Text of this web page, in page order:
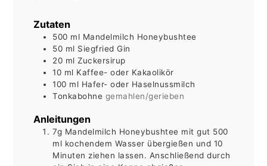
Zutaten
500 ml Mandelmilch Honeybushtee
50 ml Siegfried Gin
20 ml Zuckersirup
10 ml Kaffee- oder Kakaolikör
100 ml Hafer- oder Haselnussmilch
Tonkabohne gemahlen/gerieben
Anleitungen
7g Mandelmilch Honeybushtee mit gut 500
ml kochendem Wasser übergießen und 10
Minuten ziehen lassen. Anschließend durch